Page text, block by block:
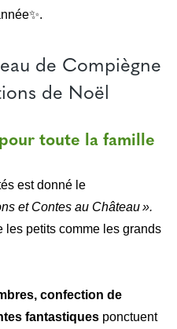
de Compiègne
de Noël
toute la famille
est donné le
et Contes au Château ».
petits comme les grands
confection de
fantastiques ponctuent